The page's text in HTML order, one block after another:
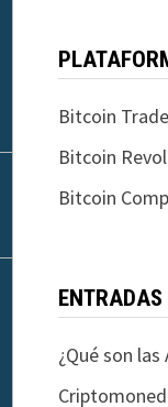
Bitcoin
Bitcoin
Bitcoin
ENTRADAS
¿Qué son